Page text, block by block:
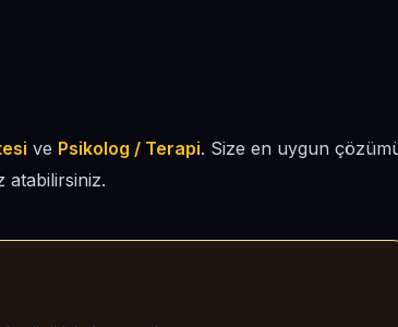
ve Psikolog / Terapi. Size en uygun
atabilirsiniz.